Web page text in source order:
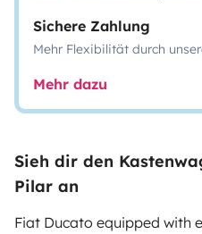
Sichere Zahlung
Mehr Flexibilität durch
Mehr dazu
Sieh dir den
Pilar an
Fiat Ducato equipped with